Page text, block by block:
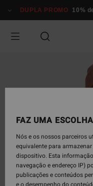
para
informação
DUPLA PROMO 10%
FAZ UMA
Nós e os nossos parceiros
equivalente para
dispositivo. Esta
navegação e endereço IP)
publicações e conteúdos